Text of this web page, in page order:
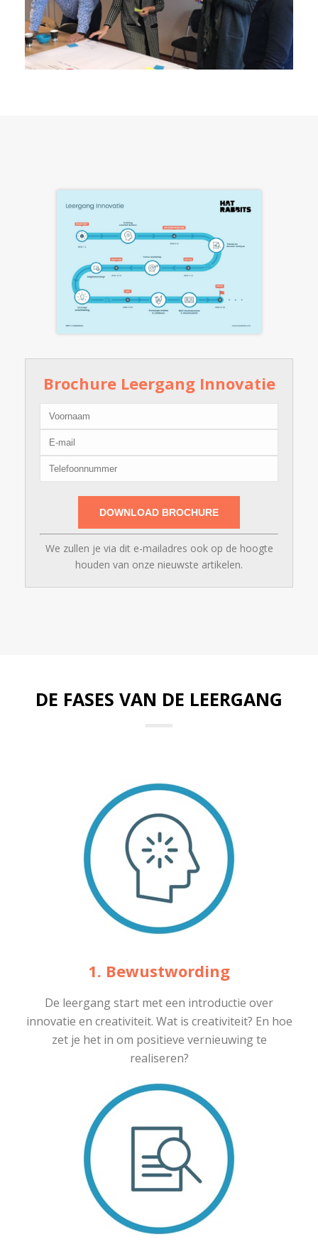
Brochure Leergang Innovatie
We zullen je via dit e-mailadres ook op de hoogte
houden van onze nieuwste artikelen.
DE FASES VAN DE LEERGANG
1. Bewustwording
De leergang start met een introductie over
innovatie en creativiteit. Wat is creativiteit? En hoe
zet je het in om positieve vernieuwing te
realiseren?